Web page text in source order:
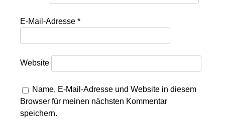
E-Mail-Adresse*
Website
Name, E-Mail-Adresse und Website in diesem
Browser für meinen nächsten Kommentar
speichern.